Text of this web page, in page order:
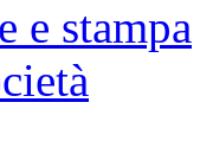
e stampa